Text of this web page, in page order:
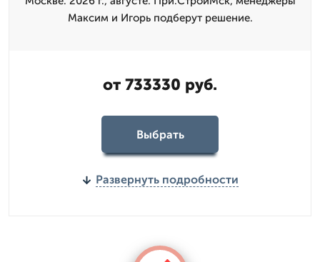
Максим и Игорь подберут решение.
от 733330 руб.
Выбрать
Развернуть подробности